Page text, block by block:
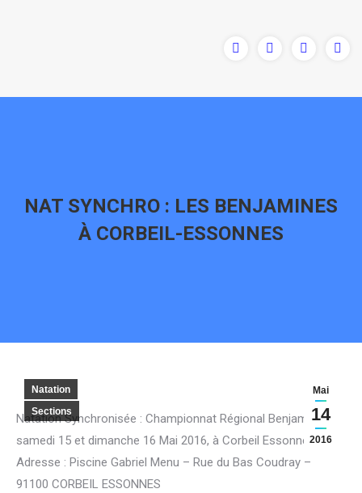
NAT SYNCHRO : LES BENJAMINES
À CORBEIL-ESSONNES
Mai
14
2016
Natation
Sections
Natation Synchronisée : Championnat Régional Benjamines,
samedi 15 et dimanche 16 Mai 2016, à Corbeil Essonnes.
Adresse : Piscine Gabriel Menu – Rue du Bas Coudray –
91100 CORBEIL ESSONNES